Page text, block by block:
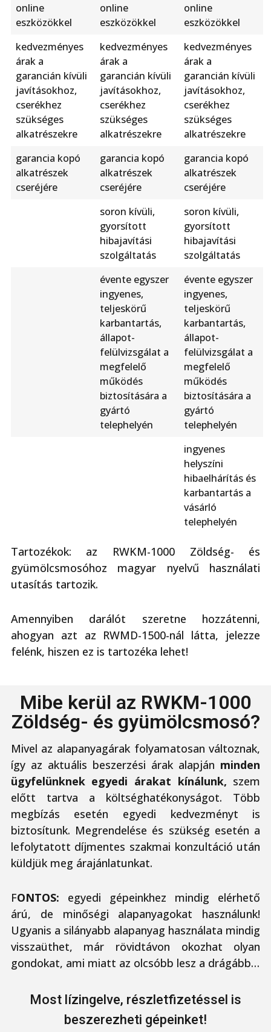
online
eszközökkel
online
eszközökkel
online
eszközökkel
kedvezményes
árak a
garancián kívüli
javításokhoz,
cserékhez
szükséges
alkatrészekre
kedvezményes
árak a
garancián kívüli
javításokhoz,
cserékhez
szükséges
alkatrészekre
kedvezményes
árak a
garancián kívüli
javításokhoz,
cserékhez
szükséges
alkatrészekre
garancia kopó
alkatrészek
cseréjére
garancia kopó
alkatrészek
cseréjére
garancia kopó
alkatrészek
cseréjére
soron kívüli,
gyorsított
hibajavítási
szolgáltatás
soron kívüli,
gyorsított
hibajavítási
szolgáltatás
évente egyszer
ingyenes,
teljeskörű
karbantartás,
állapot-
felülvizsgálat a
megfelelő
működés
biztosítására a
gyártó
telephelyén
évente egyszer
ingyenes,
teljeskörű
karbantartás,
állapot-
felülvizsgálat a
megfelelő
működés
biztosítására a
gyártó
telephelyén
ingyenes
helyszíni
hibaelhárítás és
karbantartás a
vásárló
telephelyén
Tartozékok: az RWKM-1000 Zöldség- és
gyümölcsmosóhoz magyar nyelvű használati
utasítás tartozik.
Amennyiben darálót szeretne hozzátenni,
ahogyan azt az RWMD-1500-nál látta, jelezze
felénk, hiszen ez is tartozéka lehet!
Mibe kerül az RWKM-1000
Zöldség- és gyümölcsmosó?
Mivel az alapanyagárak folyamatosan változnak,
így az aktuális beszerzési árak alapján minden
ügyfelünknek egyedi árakat kínálunk, szem
előtt tartva a költséghatékonyságot. Több
megbízás esetén egyedi kedvezményt is
biztosítunk. Megrendelése és szükség esetén a
lefolytatott díjmentes szakmai konzultáció után
küldjük meg árajánlatunkat.
FONTOS: egyedi gépeinkhez mindig elérhető
árú, de minőségi alapanyagokat használunk!
Ugyanis a silányabb alapanyag használata mindig
visszaüthet, már rövidtávon okozhat olyan
gondokat, ami miatt az olcsóbb lesz a drágább…
Most lízingelve, részletfizetéssel is
beszerezheti gépeinket!